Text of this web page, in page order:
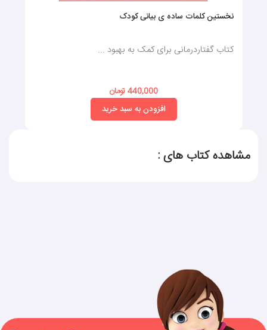
نخستین کلمات ساده ی بیانی کودک
کتاب گفتاردرمانی برای کمک به بهبود ...
440,000 تومان
افزودن به سبد خرید
مشاهده کتاب های :